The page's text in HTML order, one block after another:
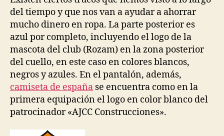
del tiempo y que nos van a ayudar a ahorrar
mucho dinero en ropa. La parte posterior es
azul por completo, incluyendo el logo de la
mascota del club (Rozam) en la zona posterior
del cuello, en este caso en colores blancos,
negros y azules. En el pantalón, además,
camiseta de españa se encuentra como en la
primera equipación el logo en color blanco del
patrocinador «AJCC Construcciones».